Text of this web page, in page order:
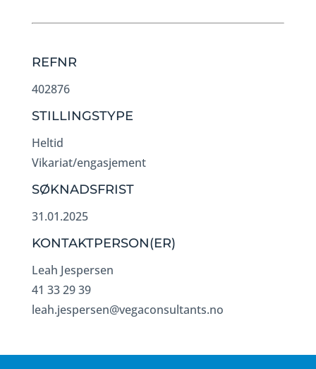
REFNR
402876
STILLINGSTYPE
Heltid
Vikariat/engasjement
SØKNADSFRIST
31.01.2025
KONTAKTPERSON(ER)
Leah Jespersen
41 33 29 39
leah.jespersen@vegaconsultants.no